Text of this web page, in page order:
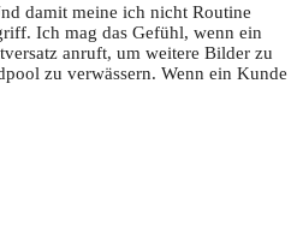
damit meine ich nicht Routine
Ich mag das Gefühl, wenn ein
anruft, um weitere Bilder zu
zu verwässern. Wenn ein Kunde